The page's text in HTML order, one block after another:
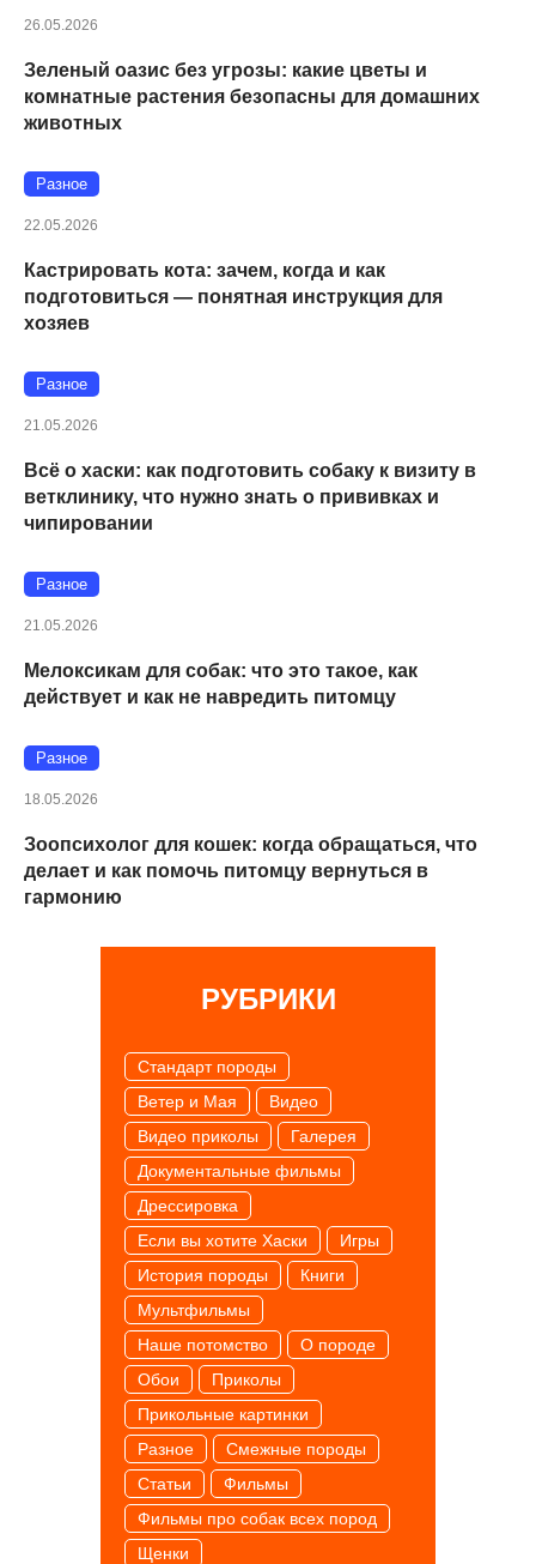
26.05.2026
Зеленый оазис без угрозы: какие цветы и
комнатные растения безопасны для домашних
животных
Разное
22.05.2026
Кастрировать кота: зачем, когда и как
подготовиться — понятная инструкция для
хозяев
Разное
21.05.2026
Всё о хаски: как подготовить собаку к визиту в
ветклинику, что нужно знать о прививках и
чипировании
Разное
21.05.2026
Мелоксикам для собак: что это такое, как
действует и как не навредить питомцу
Разное
18.05.2026
Зоопсихолог для кошек: когда обращаться, что
делает и как помочь питомцу вернуться в
гармонию
РУБРИКИ
Cтандарт породы
Ветер и Мая
Видео
Видео приколы
Галерея
Документальные фильмы
Дрессировка
Если вы хотите Хаски
Игры
История породы
Книги
Мультфильмы
Наше потомство
О породе
Обои
Приколы
Прикольные картинки
Разное
Смежные породы
Статьи
Фильмы
Фильмы про собак всех пород
Щенки